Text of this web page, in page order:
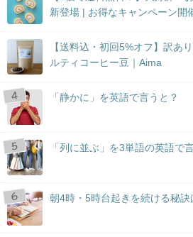
新登場 | お得なキャンペーン開
【送料込・初回5%オフ】訳あ
ルティコーヒー豆｜Aima
「静かに」を英語で言うと？
「列に並ぶ」を3単語の英語で
朝4時・5時台起きを続ける秘